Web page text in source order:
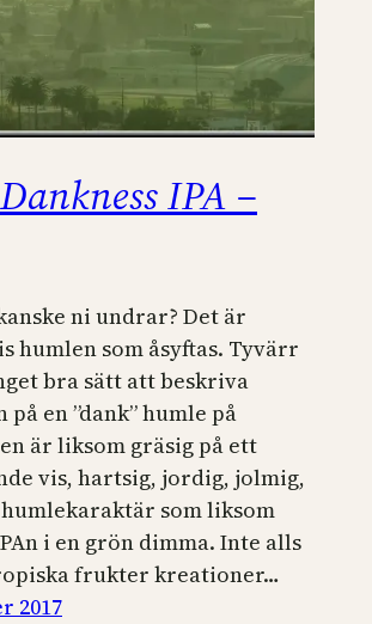
IPA –
ni undrar? Det är
humlen som åsyftas. Tyvärr
bra sätt att beskriva
en ”dank” humle på
är liksom gräsig på ett
vis, hartsig, jordig, jolmig,
som liksom
i en grön dimma. Inte alls
frukter kreationer…
2017